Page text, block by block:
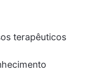
terapêuticos